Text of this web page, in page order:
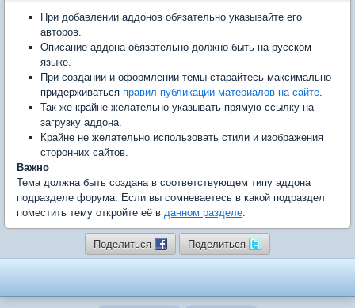
При добавлении аддонов обязательно указывайте его
авторов.
Описание аддона обязательно должно быть на русском
языке.
При создании и оформлении темы старайтесь максимально
придерживаться правил публикации материалов на сайте.
Так же крайне желательно указывать прямую ссылку на
загрузку аддона.
Крайне не желательно использовать стили и изображения
сторонних сайтов.
Важно
Тема должна быть создана в соответствующем типу аддона
подразделе форума. Если вы сомневаетесь в какой подраздел
поместить тему откройте её в данном разделе.
Поделиться Поделиться